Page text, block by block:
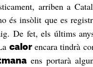
arriben a
és insòlit que es
De fet, els últims
calorencara tindrà
ens portarà